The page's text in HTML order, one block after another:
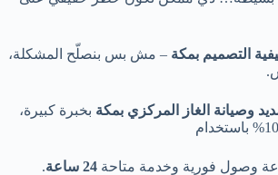
التصميم بمكة – مش بس بنصلّح المشكلة،
وصيانة الغاز المركزي بمكة بخبرة كبيرة،
وصول فورية وخدمة متاحة 24 ساعة .